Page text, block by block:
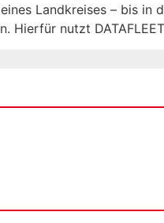
Landkreises – bis
nutzt